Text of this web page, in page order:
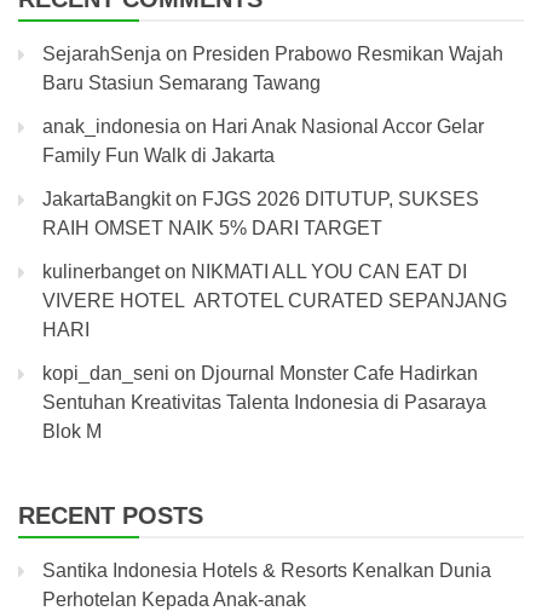
SejarahSenja on Presiden Prabowo Resmikan Wajah
Baru Stasiun Semarang Tawang
anak_indonesia on Hari Anak Nasional Accor Gelar
Family Fun Walk di Jakarta
JakartaBangkiton FJGS 2026 DITUTUP, SUKSES
RAIH OMSET NAIK 5% DARI TARGET
kulinerbangeton NIKMATI ALL YOU CAN EAT DI
VIVERE HOTEL ARTOTEL CURATED SEPANJANG
HARI
kopi_dan_seni on Djournal Monster Cafe Hadirkan
Sentuhan Kreativitas Talenta Indonesia di Pasaraya
Blok M
RECENT POSTS
Santika Indonesia Hotels & Resorts Kenalkan Dunia
Perhotelan Kepada Anak-anak